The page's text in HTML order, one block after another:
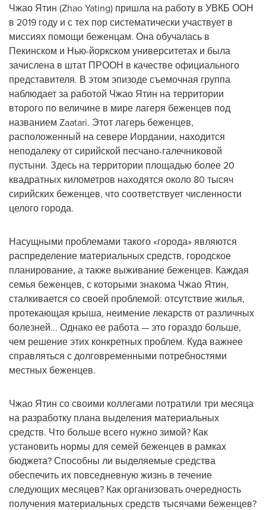
Чжао Ятин (Zhao Yating) пришла на работу в УВКБ ООН
в 2019 году и с тех пор систематически участвует в
миссиях помощи беженцам. Она обучалась в
Пекинском и Нью-йоркском университетах и была
зачислена в штат ПРООН в качестве официального
представителя. В этом эпизоде съемочная группа
наблюдает за работой Чжао Ятин на территории
второго по величине в мире лагеря беженцев под
названием Zaatari. Этот лагерь беженцев,
расположенный на севере Иордании, находится
неподалеку от сирийской песчано-галечниковой
пустыни. Здесь на территории площадью более 20
квадратных километров находятся около 80 тысяч
сирийских беженцев, что соответствует численности
целого города.
Насущными проблемами такого «города» являются
распределение материальных средств, городское
планирование, а также выживание беженцев. Каждая
семья беженцев, с которыми знакома Чжао Ятин,
сталкивается со своей проблемой: отсутствие жилья,
протекающая крыша, неимение лекарств от различных
болезней... Однако ее работа — это гораздо больше,
чем решение этих конкретных проблем. Куда важнее
справляться с долговременными потребностями
местных беженцев.
Чжао Ятин со своими коллегами потратили три месяца
на разработку плана выделения материальных
средств. Что больше всего нужно зимой? Как
установить нормы для семей беженцев в рамках
бюджета? Способны ли выделяемые средства
обеспечить их повседневную жизнь в течение
следующих месяцев? Как организовать очередность
получения материальных средств тысячами беженцев?